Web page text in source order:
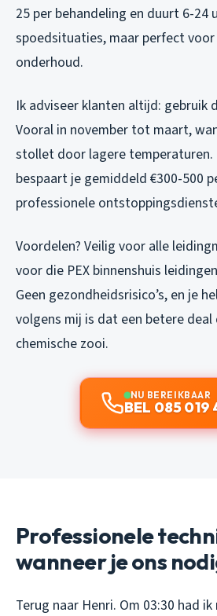
25 per behandeling en duurt 6-24
spoedsituaties, maar perfect
onderhoud.
Ik adviseer klanten altijd: gebruik
Vooral in november tot maart,
stollet door lagere temperaturen.
bespaart je gemiddeld €300-500
professionele
Voordelen? Veilig voor alle
voor die PEX binnenshuis
Geen gezondheidsrisico’s, en je
volgens mij is dat een betere
chemische zooi.
NU BEREIKBAAR
BEL 085 019
Professionele
wanneer je ons
Terug naar Henri. Om 03:30 had